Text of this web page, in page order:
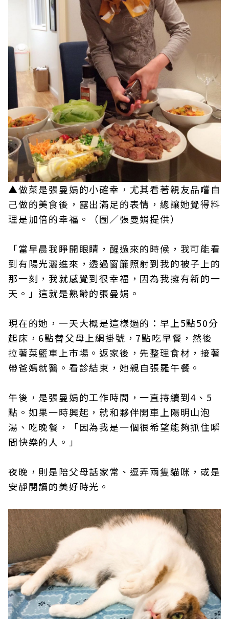
▲做菜是張曼娟的小確幸，尤其看著親友品嚐自
己做的美食後，露出滿足的表情，總讓她覺得料
理是加倍的幸福。（圖／張曼娟提供）
「當早晨我睜開眼睛，醒過來的時候，我可能看
到有陽光灑進來，透過窗簾照射到我的被子上的
那一刻，我就感覺到很幸福，因為我擁有新的一
天。」這就是熟齡的張曼娟。
現在的她，一天大概是這樣過的：早上5點50分
起床，6點替父母上網掛號，7點吃早餐，然後
拉著菜籃車上市場。返家後，先整理食材，接著
帶爸媽就醫。看診結束，她親自張羅午餐。
午後，是張曼娟的工作時間，一直持續到4、5
點。如果一時興起，就和夥伴開車上陽明山泡
湯、吃晚餐，「因為我是一個很希望能夠抓住瞬
間快樂的人。」
夜晚，則是陪父母話家常、逗弄兩隻貓咪，或是
安靜閱讀的美好時光。